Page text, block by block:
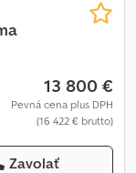
13 800 €
Pevná cena plus DPH
(16 422 € brutto)
Zavolať